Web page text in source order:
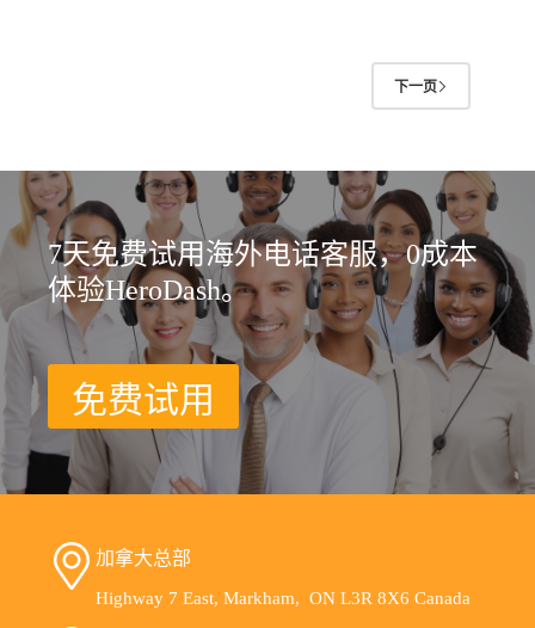
排
到
续
费，
哪
些
作
可
以
给
团
下一页
7天免费试用海外电话客服，0成本
体验HeroDash。
免费试用
加拿大总部
Highway 7 East, Markham, ON L3R 8X6 Canada